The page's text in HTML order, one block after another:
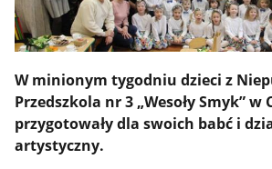
W minionym tygodniu dzieci z
Przedszkola nr 3 „Wesoły Smyk” w
przygotowały dla swoich babć i
artystyczny.